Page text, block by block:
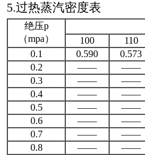
5.过热蒸汽密度表
绝压p
（mpa）
100
110
0.1
0.590 0.573
0.2
—— ——
0.3
—— ——
0.4
—— ——
0.5
—— ——
0.6
—— ——
0.7
—— ——
0.8
—— ——